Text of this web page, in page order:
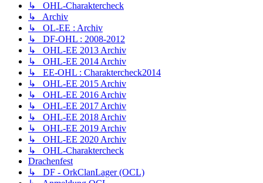
↳ OHL-Charaktercheck
↳ Archiv
↳ OL-EE : Archiv
↳ DF-OHL : 2008-2012
↳ OHL-EE 2013 Archiv
↳ OHL-EE 2014 Archiv
↳ EE-OHL : Charaktercheck2014
↳ OHL-EE 2015 Archiv
↳ OHL-EE 2016 Archiv
↳ OHL-EE 2017 Archiv
↳ OHL-EE 2018 Archiv
↳ OHL-EE 2019 Archiv
↳ OHL-EE 2020 Archiv
↳ OHL-Charaktercheck
Drachenfest
↳ DF - OrkClanLager (OCL)